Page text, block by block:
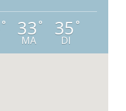
° 33°
MA
35°
DI